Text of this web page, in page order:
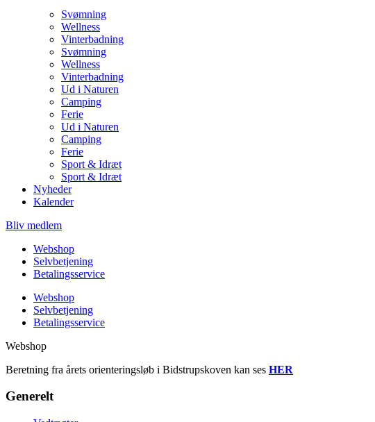
Svømning
Wellness
Vinterbadning
Svømning
Wellness
Vinterbadning
Ud i Naturen
Camping
Ferie
Ud i Naturen
Camping
Ferie
Sport & Idræt
Sport & Idræt
Nyheder
Kalender
Bliv medlem
Webshop
Selvbetjening
Betalingsservice
Webshop
Selvbetjening
Betalingsservice
Webshop
Beretning fra årets orienteringsløb i Bidstrupskoven kan ses HER
Generelt